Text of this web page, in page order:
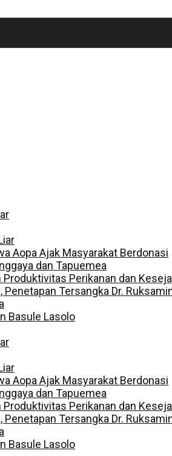
Aopa Ajak Masyarakat Berdonasi
dan Tapuemea
Perikanan dan
Penetapan Tersangka Dr.
Basule Lasolo
Aopa Ajak Masyarakat Berdonasi
dan Tapuemea
Perikanan dan
Penetapan Tersangka Dr.
Basule Lasolo